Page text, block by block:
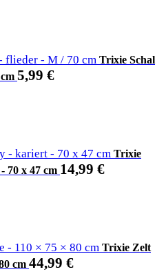
Trixie Schal
5,99 €
Trixie
70 x 47 cm 14,99 €
Trixie Zelt
cm 44,99 €